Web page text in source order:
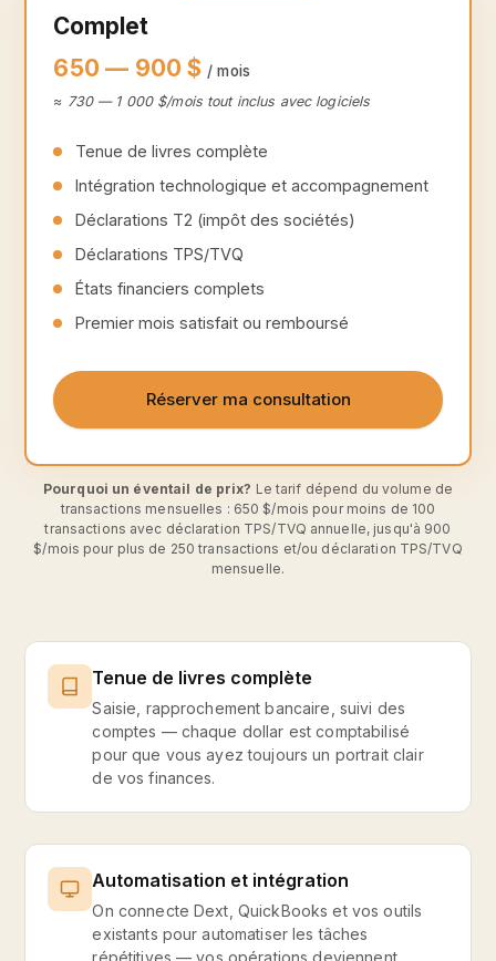
Complet
650 — 900 $ / mois
≈ 730 — 1 000 $/mois tout inclus avec logiciels
Tenue de livres complète
Intégration technologique et accompagnement
Déclarations T2 (impôt des sociétés)
Déclarations TPS/TVQ
États financiers complets
Premier mois satisfait ou remboursé
Réserver ma consultation
Pourquoi un éventail de prix? Le tarif dépend du volume de
transactions mensuelles : 650 $/mois pour moins de 100
transactions avec déclaration TPS/TVQ annuelle, jusqu'à 900
$/mois pour plus de 250 transactions et/ou déclaration TPS/TVQ
mensuelle.
Tenue de livres complète
Saisie, rapprochement bancaire, suivi des
comptes — chaque dollar est comptabilisé
pour que vous ayez toujours un portrait clair
de vos finances.
Automatisation et intégration
On connecte Dext, QuickBooks et vos outils
existants pour automatiser les tâches
répétitives — vos opérations deviennent